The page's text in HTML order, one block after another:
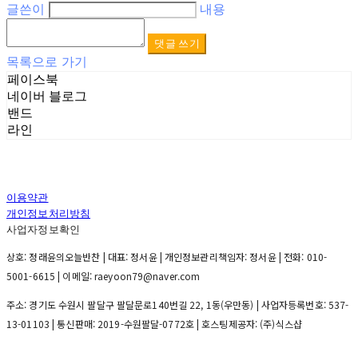
글쓴이
내용
댓글 쓰기
목록으로 가기
페이스북
네이버 블로그
밴드
라인
이용약관
개인정보처리방침
사업자정보확인
상호: 정래윤의오늘반찬 | 대표: 정서윤 | 개인정보관리책임자: 정서윤 | 전화: 010-
5001-6615 | 이메일: raeyoon79@naver.com
주소: 경기도 수원시 팔달구 팔달문로140번길 22, 1동(우만동) | 사업자등록번호:537-
13-01103 | 통신판매: 2019-수원팔달-0772호| 호스팅제공자: (주)식스샵